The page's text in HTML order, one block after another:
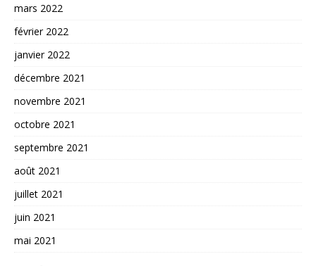
mars 2022
février 2022
janvier 2022
décembre 2021
novembre 2021
octobre 2021
septembre 2021
août 2021
juillet 2021
juin 2021
mai 2021